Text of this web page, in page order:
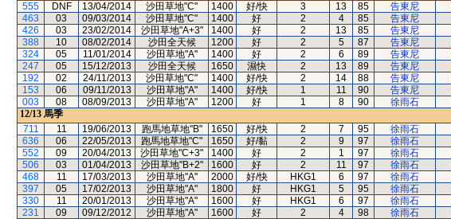
555
DNF 13/04/2014 沙田草地"C" 1400 好/快 3 13 85 告東尼
463
03 09/03/2014 沙田草地"C" 1400 好 2 4 85 告東尼
426
03 23/02/2014 沙田草地"A+3" 1400 好 2 13 85 告東尼
388
10 08/02/2014 沙田全天候 1200 好 2 5 87 告東尼
324
05 11/01/2014 沙田草地"A" 1400 好 2 6 89 告東尼
247
05 15/12/2013 沙田全天候 1650 濕快 2 13 89 告東尼
192
02 24/11/2013 沙田草地"C" 1400 好/快 2 14 88 告東尼
153
06 09/11/2013 沙田草地"A" 1400 好/快 1 11 90 告東尼
003
08 08/09/2013 沙田草地"A" 1200 好 1 8 90 徐雨石
12/13 馬季
711
11 19/06/2013 跑馬地草地"B" 1650 好/快 2 7 95 徐雨石
636
06 22/05/2013 跑馬地草地"C" 1650 好/黏 2 9 97 徐雨石
552
09 20/04/2013 沙田草地"C+3" 1400 好 2 1 97 徐雨石
506
03 01/04/2013 沙田草地"B+2" 1600 好 2 11 97 徐雨石
468
11 17/03/2013 沙田草地"A" 2000 好/快 HKG1 6 97 徐雨石
397
05 17/02/2013 沙田草地"A" 1800 好 HKG1 5 95 徐雨石
330
11 20/01/2013 沙田草地"A" 1600 好 HKG1 6 97 徐雨石
231
09 09/12/2012 沙田草地"A" 1600 好 2 4 98 徐雨石